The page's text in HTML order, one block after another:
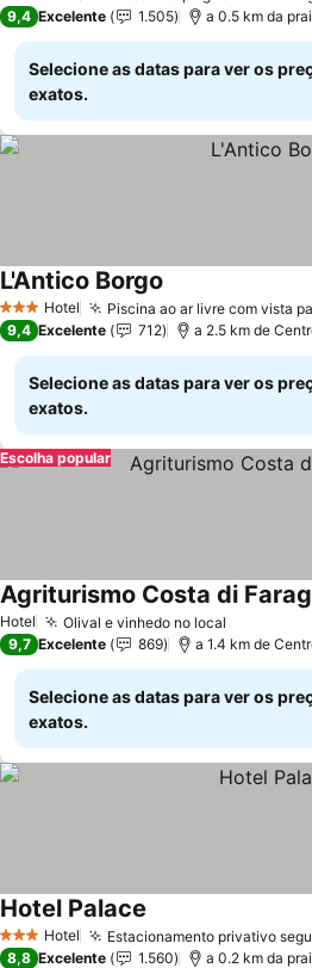
9,4 Excelente 1.505 a 0.5 km da
Selecione as datas para ver os
exatos.
3 EstrelasHotel Piscina ao ar livre com vista
L'Antico Borgo
9,4 Excelente 712 a 2.5 km de
Selecione as datas para ver os
exatos.
Escolha popular
Hotel Olival e vinhedo no local
Agriturismo Costa di
9,7 Excelente 869 a 1.4 km de
Selecione as datas para ver os
exatos.
3 EstrelasHotel Estacionamento privativo
Hotel Palace
8,8 Excelente 1.560 a 0.2 km da